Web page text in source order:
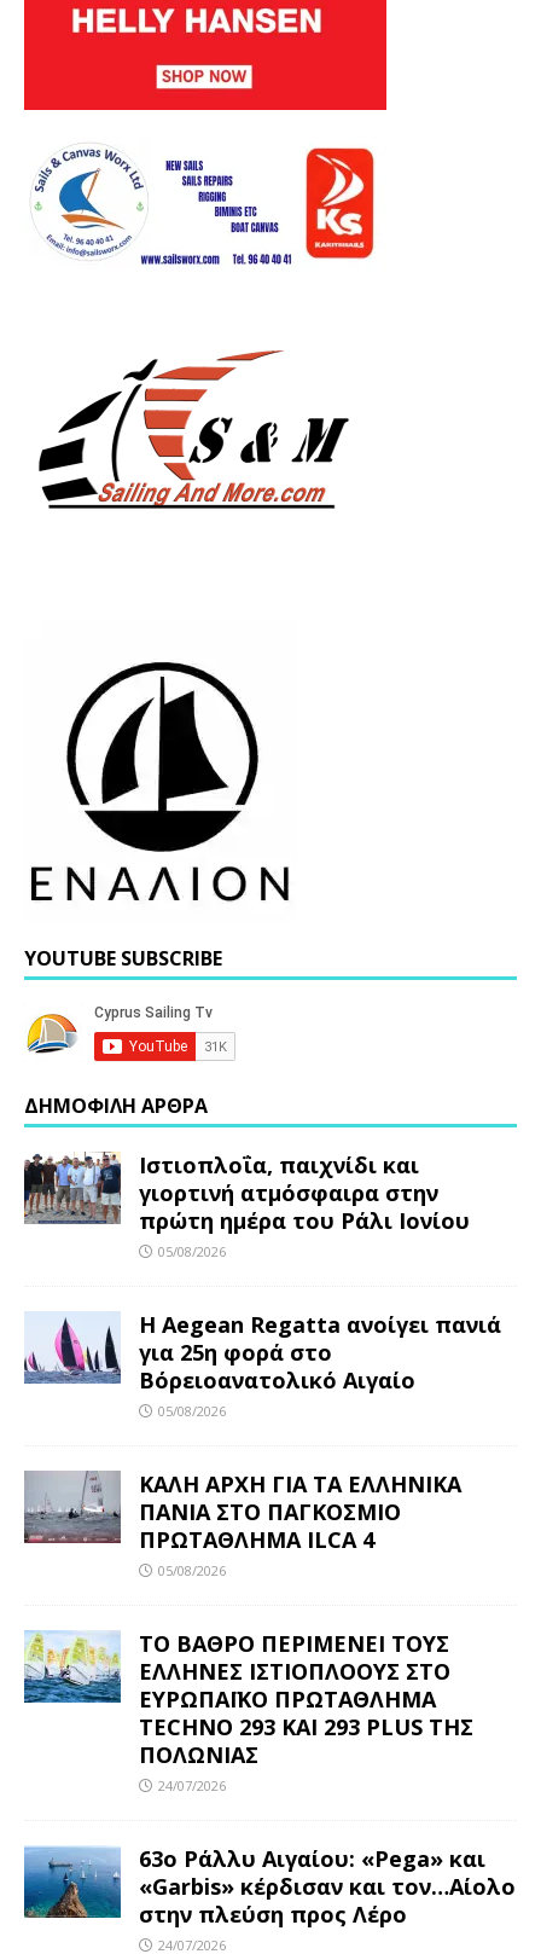
YOUTUBE SUBSCRIBE
ΔΗΜΟΦΙΛΗ ΑΡΘΡΑ
Ιστιοπλοΐα, παιχνίδι και
γιορτινή ατμόσφαιρα στην
πρώτη ημέρα του Ράλι Ιονίου
05/08/2026
Η Aegean Regatta ανοίγει πανιά
για 25η φορά στο
Βόρειοανατολικό Αιγαίο
05/08/2026
ΚΑΛΗ ΑΡΧΗ ΓΙΑ ΤΑ ΕΛΛΗΝΙΚΑ
ΠΑΝΙΑ ΣΤΟ ΠΑΓΚΟΣΜΙΟ
ΠΡΩΤΑΘΛΗΜΑ ILCA 4
05/08/2026
ΤΟ ΒΑΘΡΟ ΠΕΡΙΜΕΝΕΙ ΤΟΥΣ
ΕΛΛΗΝΕΣ ΙΣΤΙΟΠΛΟΟΥΣ ΣΤΟ
ΕΥΡΩΠΑΪΚΟ ΠΡΩΤΑΘΛΗΜΑ
TECHNO 293 ΚΑΙ 293 PLUS ΤΗΣ
ΠΟΛΩΝΙΑΣ
24/07/2026
63ο Ράλλυ Αιγαίου: «Pega» και
«Garbis» κέρδισαν και τον…Αίολο
στην πλεύση προς Λέρο
24/07/2026